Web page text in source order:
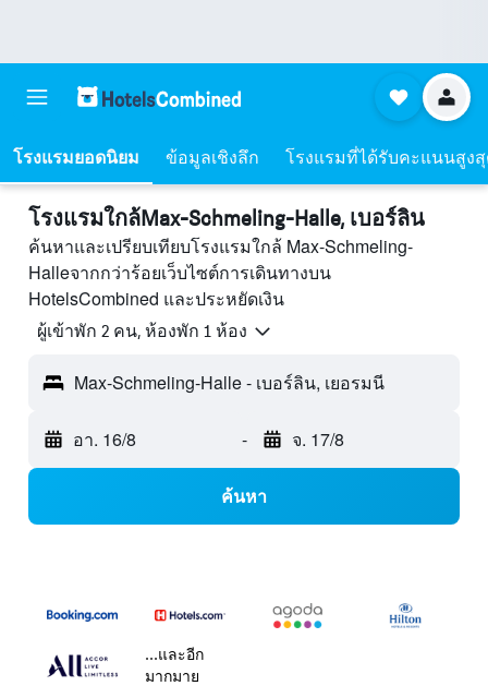
โรงแรมยอดนิยม ข้อมูลเชิงลึก โรงแรมที่ได้รับคะแนนสูง
โรงแรมใกล้Max-Schmeling-Halle, เบอร์ลิน
ค้นหาและเปรียบเทียบโรงแรมใกล้ Max-Schmeling-
Halleจากกว่าร้อยเว็บไซต์การเดินทางบน
HotelsCombined และประหยัดเงิน
ผู้เข้าพัก 2 คน, ห้องพัก 1 ห้อง
Max-Schmeling-Halle - เบอร์ลิน, เยอรมนี
อา. 16/8 - จ. 17/8
ค้นหา
...และอีก
มากมาย